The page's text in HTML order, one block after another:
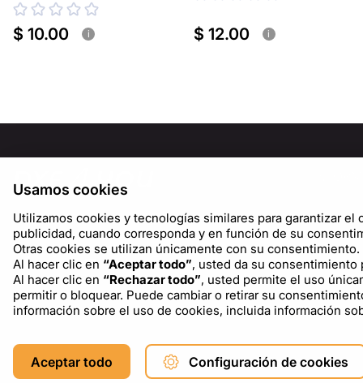
$ 10.00 i $ 12.00 i
Blog
Copyright © 2026 DXF4YOU.
Usamos cookies
Utilizamos cookies y tecnologías similares para garantizar
publicidad, cuando corresponda y en función de su
Otras cookies se utilizan únicamente con su consentimiento.
Al hacer clic en “Aceptar todo”, usted da su consentimiento
Al hacer clic en “Rechazar todo”, usted permite el uso
permitir o bloquear. Puede cambiar o retirar su
información sobre el uso de cookies, incluida información
Aceptar todo Configuración de cookies